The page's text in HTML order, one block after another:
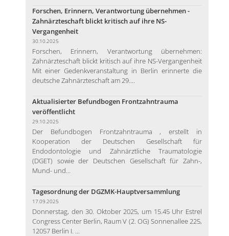
Forschen, Erinnern, Verantwortung übernehmen -
Zahnärzteschaft blickt kritisch auf ihre NS-
Vergangenheit
30.10.2025
Forschen, Erinnern, Verantwortung übernehmen:
Zahnärzteschaft blickt kritisch auf ihre NS-Vergangenheit
Mit einer Gedenkveranstaltung in Berlin erinnerte die
deutsche Zahnärzteschaft am 29....
Aktualisierter Befundbogen Frontzahntrauma
veröffentlicht
29.10.2025
Der Befundbogen Frontzahntrauma , erstellt in
Kooperation der Deutschen Gesellschaft für
Endodontologie und Zahnärztliche Traumatologie
(DGET) sowie der Deutschen Gesellschaft für Zahn-,
Mund- und...
Tagesordnung der DGZMK-Hauptversammlung
17.09.2025
Donnerstag, den 30. Oktober 2025, um 15.45 Uhr Estrel
Congress Center Berlin, Raum V (2. OG) Sonnenallee 225,
12057 Berlin I. ...